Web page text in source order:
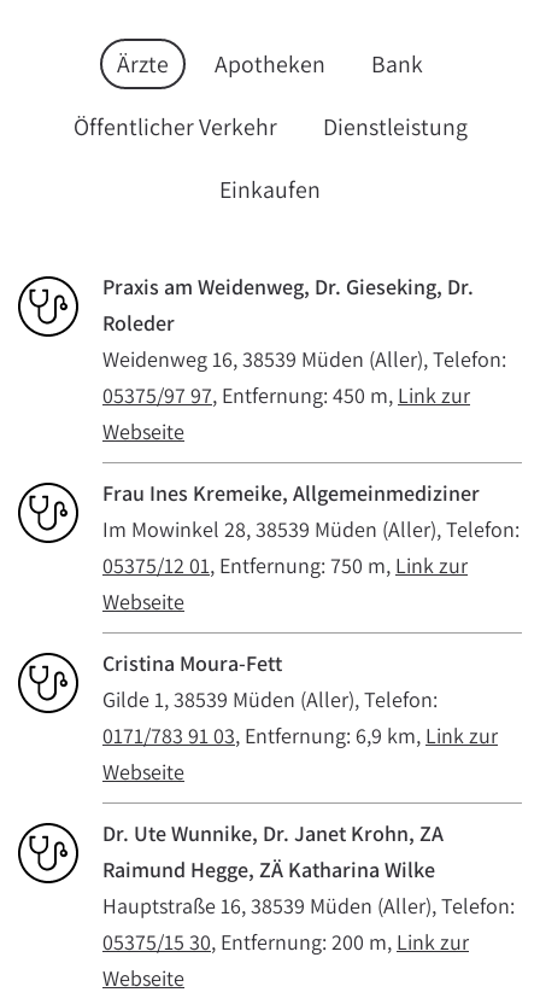
Ärzte Apotheken
Bank
Öffentlicher Verkehr
Dienstleistung
Einkaufen
Praxis am Weidenweg, Dr. Gieseking, Dr.
Roleder
Weidenweg 16, 38539 Müden (Aller), Telefon:
05375/97 97, Entfernung: 450 m, Link zur
Webseite
Frau Ines Kremeike, Allgemeinmediziner
Im Mowinkel 28, 38539 Müden (Aller), Telefon:
05375/12 01, Entfernung: 750 m, Link zur
Webseite
Cristina Moura-Fett
Gilde 1, 38539 Müden (Aller), Telefon:
0171/783 91 03, Entfernung: 6,9 km, Link zur
Webseite
Dr. Ute Wunnike, Dr. Janet Krohn, ZA
Raimund Hegge, ZÄ Katharina Wilke
Hauptstraße 16, 38539 Müden (Aller), Telefon:
05375/15 30, Entfernung: 200 m, Link zur
Webseite